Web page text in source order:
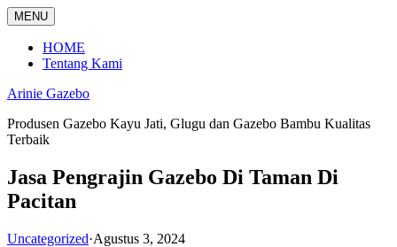
Langsung
ke
konten
MENU
HOME
Tentang Kami
Arinie Gazebo
Produsen Gazebo Kayu Jati, Glugu dan Gazebo Bambu Kualitas
Terbaik
Jasa Pengrajin Gazebo Di Taman Di
Pacitan
Uncategorized·Agustus 3, 2024